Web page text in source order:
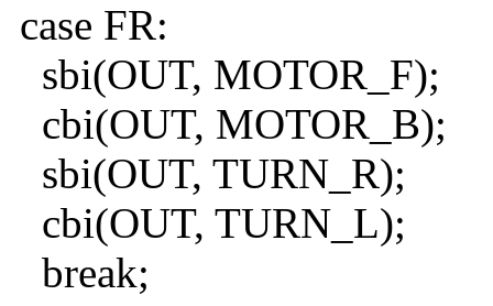
case FR:
sbi(OUT, MOTOR_F);
cbi(OUT, MOTOR_B);
sbi(OUT, TURN_R);
cbi(OUT, TURN_L);
break;